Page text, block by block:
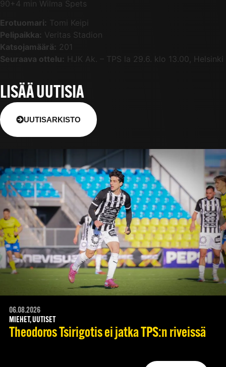
90+4 min Wilma Spets
Erotuomari: Tomi Keipi
Pelipaikka: Veritas Stadion
Katsojamäärä: 201
Seuraava ottelu: HJK Ak. – TPS la 29.6. klo 13.00, Helsinki
LISÄÄ UUTISIA
UUTISARKISTO
06.08.2026
MIEHET, UUTISET
Theodoros Tsirigotis ei jatka TPS:n riveissä